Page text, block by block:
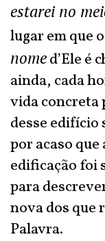
estarei no
lugar em que
nomed’Ele é
ainda, cada
vida concreta
desse edifício
por acaso
edificação foi
para
nova dos que
Palavra.